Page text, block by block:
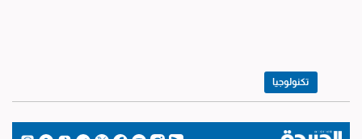
تكنولوجيا